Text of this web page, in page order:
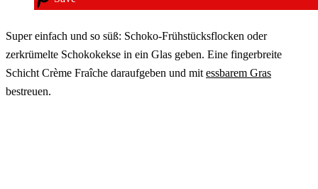
Super einfach und so süß: Schoko-Frühstücksflocken oder
zerkrümelte Schokokekse in ein Glas geben. Eine fingerbreite
Schicht Crème Fraîche daraufgeben und mit essbarem Gras
bestreuen.